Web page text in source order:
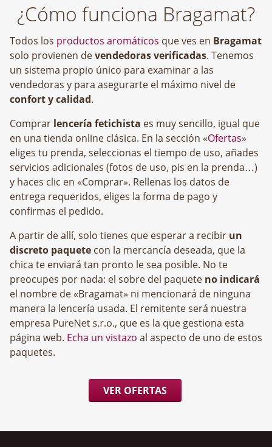
¿Cómo funciona Bragamat?
Todos los productos aromáticos que ves en Bragamat
solo provienen devendedoras verificadas. Tenemos
un sistema propio único para examinar a las
vendedoras y para asegurarte el máximo nivel de
confort y calidad.
Comprar lencería fetichista es muy sencillo, igual que
en una tienda online clásica. En la sección «Ofertas»
eliges tu prenda, seleccionas el tiempo de uso, añades
servicios adicionales (fotos de uso, pis en la prenda…)
y haces clic en «Comprar». Rellenas los datos de
entrega requeridos, eliges la forma de pago y
confirmas el pedido.
A partir de allí, solo tienes que esperar a recibir un
discreto paquete con la mercancía deseada, que la
chica te enviará tan pronto le sea posible. No te
preocupes por nada: el sobre del paquete no indicará
el nombre de «Bragamat» ni mencionará de ninguna
manera la lencería usada. El remitente será nuestra
empresa
, que es la que gestiona esta
página web. Echa un vistazo al aspecto de uno de estos
paquetes.
VER OFERTAS